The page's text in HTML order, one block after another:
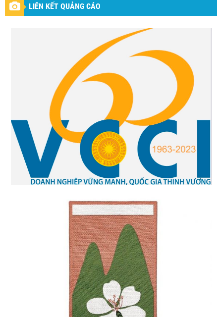
LIÊN KẾT QUẢNG CÁO